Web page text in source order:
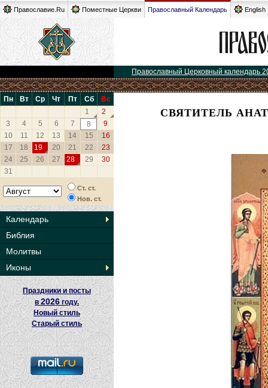
Православие.Ru Поместные Церкви Православный Календарь English
Православный Церковный календарь
Пн Вт Ср Чт Пт Сб
Вс
1
2
3
4 5 6 7 8
9
10
11 12 13 14 15
16
17
18 19 20 21 22
23
24
25 26 27 28 29
30
31
Ст. ст.
Нов. ст.
Календарь
Библия
Молитвы
Иконы
Праздники и посты
в2026 году.
Новый стиль
Старый стиль
СВЯТИТЕЛЬ